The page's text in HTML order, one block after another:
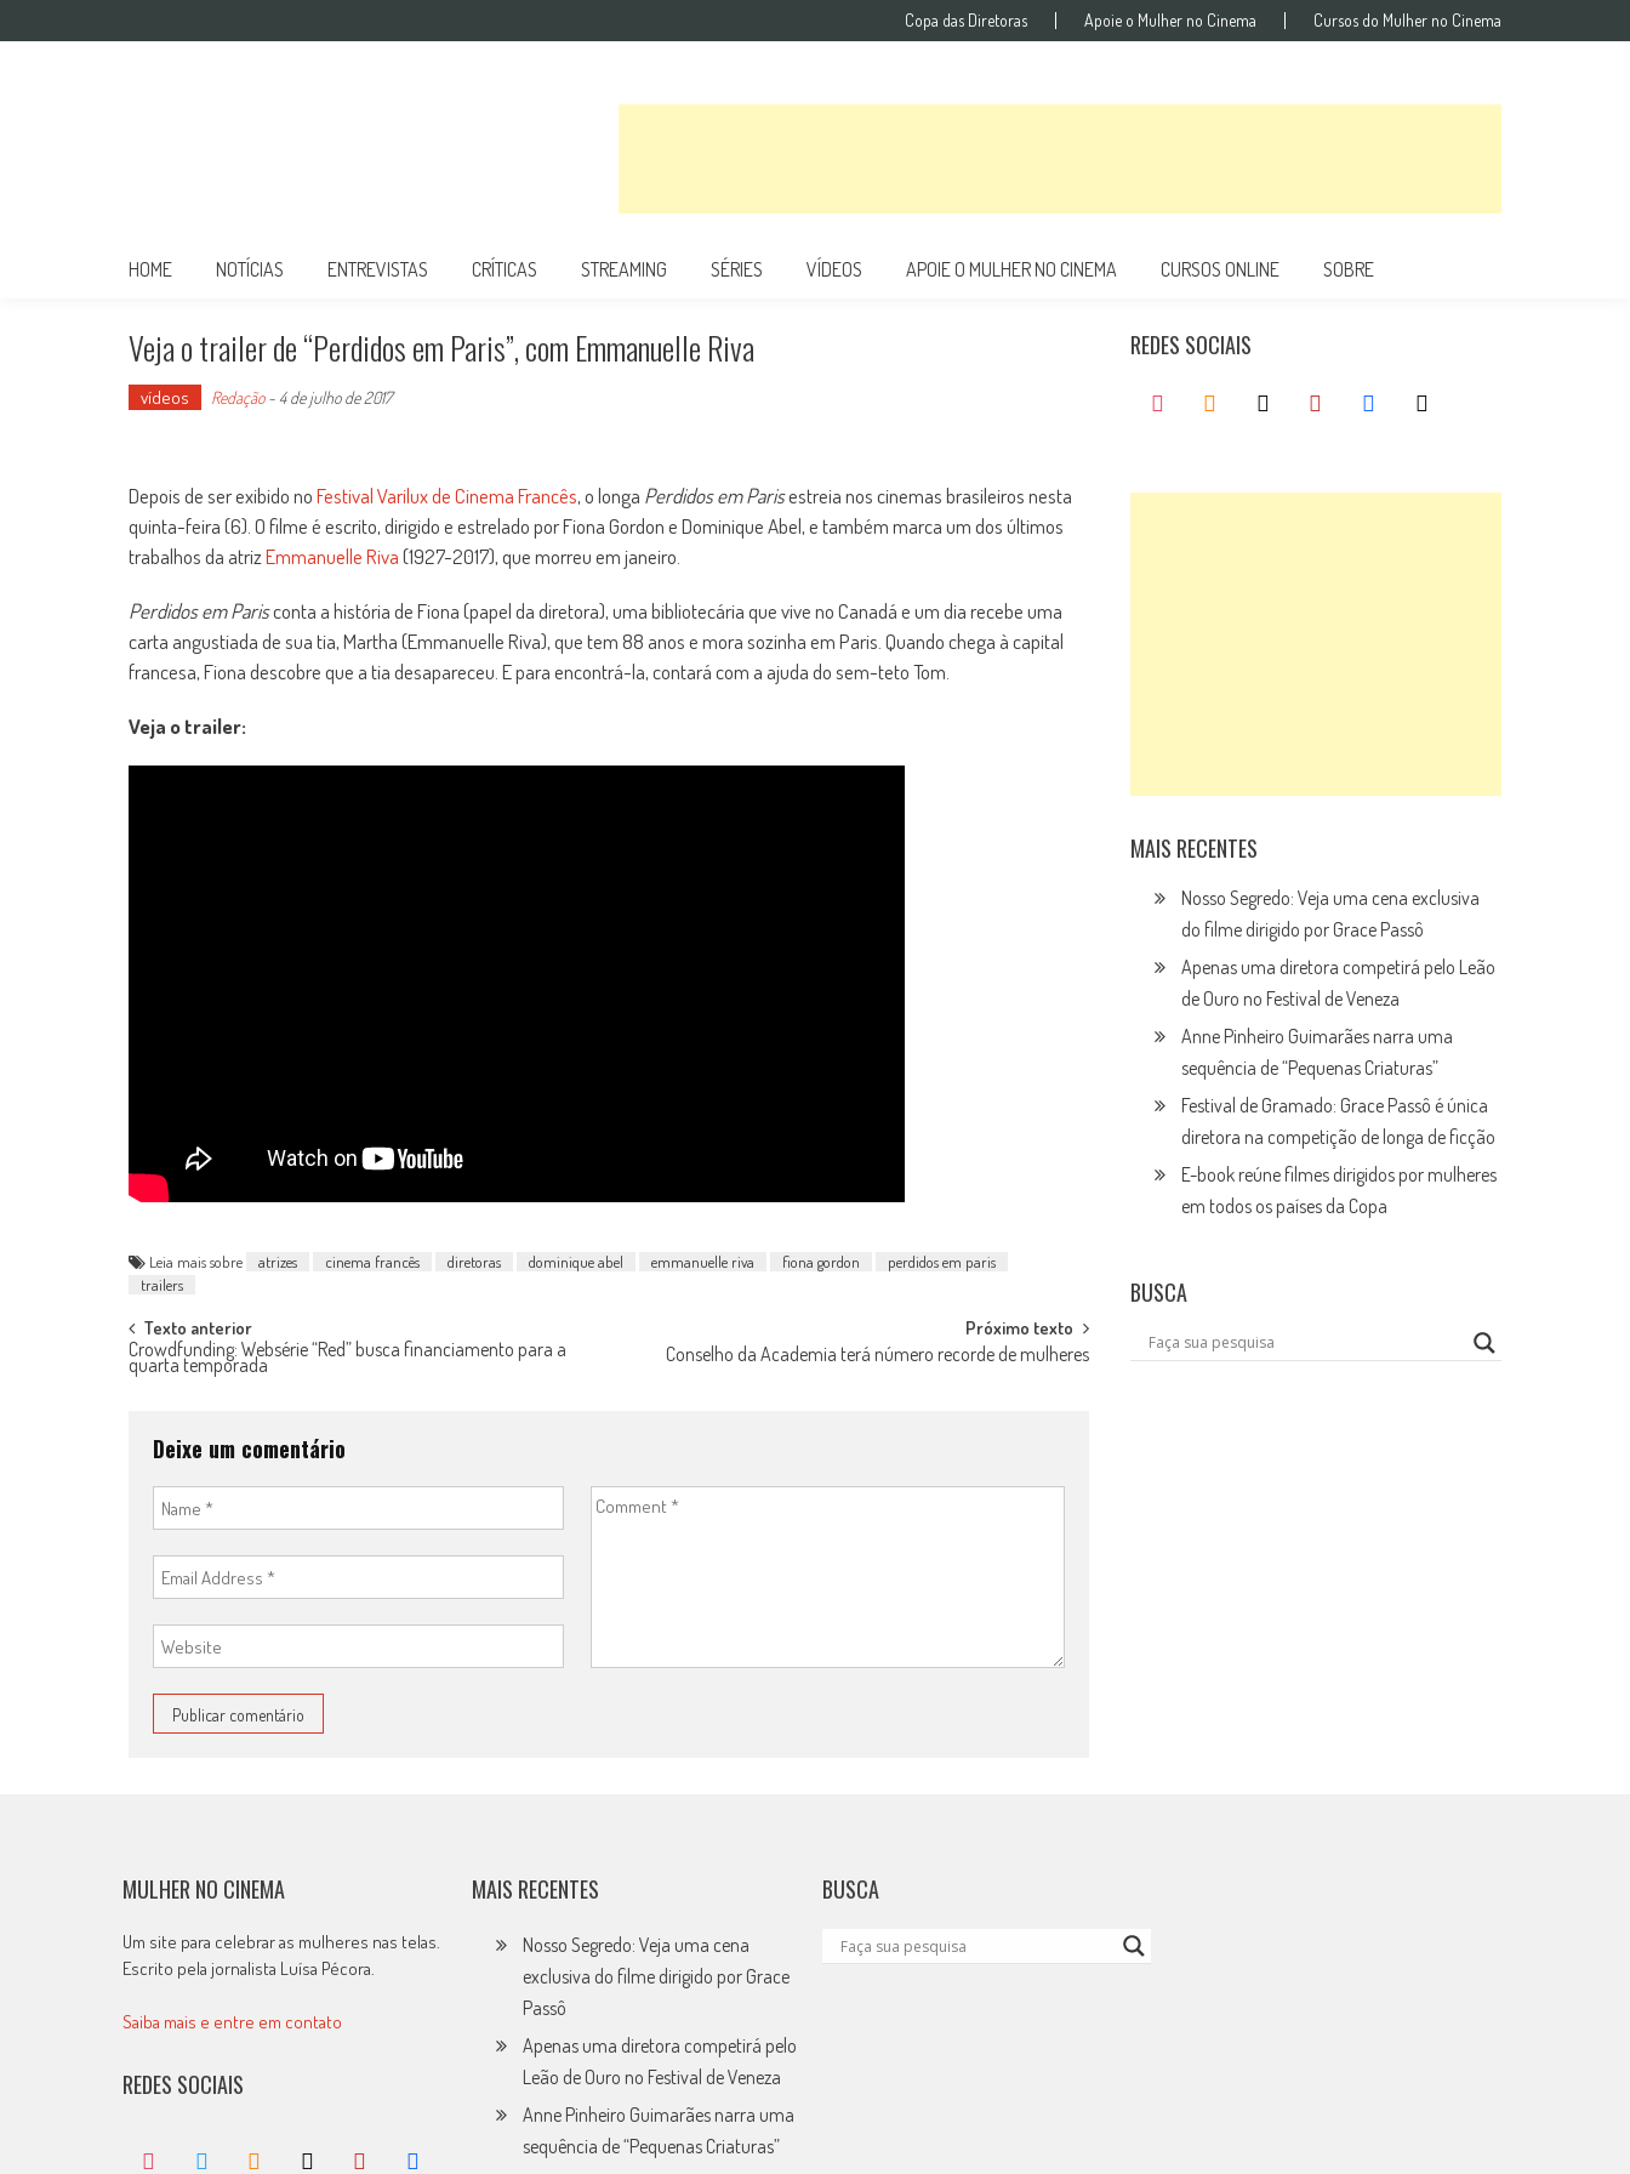
Copa das Diretoras Apoie o Mulher no Cinema Cursos do Mulher no Cinema
HOME NOTÍCIAS ENTREVISTAS CRÍTICAS STREAMING SÉRIES VÍDEOS APOIE O MULHER NO CINEMA CURSOS ONLINE SOBRE
Veja o trailer de “Perdidos em Paris”, com Emmanuelle Riva
vídeos Redação- 4 de julho de 2017
Depois de ser exibido noFestival Varilux de Cinema Francês, o longa Perdidos em Parisestreia nos cinemas brasileiros nesta
quinta-feira (6). O filme é escrito, dirigido e estrelado por Fiona Gordon e Dominique Abel, e também marca um dos últimos
trabalhos da atrizEmmanuelle Riva(1927-2017), que morreu em janeiro.
Perdidos em Parisconta a história de Fiona (papel da diretora), uma bibliotecária que vive no Canadá e um dia recebe uma
carta angustiada de sua tia, Martha (Emmanuelle Riva), que tem 88 anos e mora sozinha em Paris. Quando chega à capital
francesa, Fiona descobre que a tia desapareceu. E para encontrá-la, contará com a ajuda do sem-teto Tom.
Veja o trailer:
Leia mais sobre atrizes cinema francês diretoras dominique abel emmanuelle riva fiona gordon
perdidos em paris
trailers
Post
navigation
Texto anterior
Crowdfunding: Websérie “Red” busca financiamento para a
quarta temporada
Próximo texto
Conselho da Academia terá número recorde de mulheres
Deixe um comentário
REDES SOCIAIS
MAIS RECENTES
Nosso Segredo: Veja uma cena exclusiva
do filme dirigido por Grace Passô
Apenas uma diretora competirá pelo Leão
de Ouro no Festival de Veneza
Anne Pinheiro Guimarães narra uma
sequência de “Pequenas Criaturas”
Festival de Gramado: Grace Passô é única
diretora na competição de longa de ficção
E-book reúne filmes dirigidos por mulheres
em todos os países da Copa
BUSCA
MULHER NO CINEMA
Um site para celebrar as mulheres nas telas.
Escrito pela jornalista Luísa Pécora.
Saiba mais e entre em contato
REDES SOCIAIS
MAIS RECENTES
Nosso Segredo: Veja uma cena
exclusiva do filme dirigido por Grace
Passô
Apenas uma diretora competirá pelo
Leão de Ouro no Festival de Veneza
Anne Pinheiro Guimarães narra uma
sequência de “Pequenas Criaturas”
BUSCA